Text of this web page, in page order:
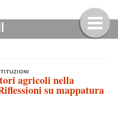
agricoli nella
su mappatura